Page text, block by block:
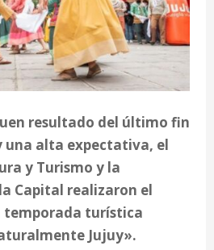
resultado del último fin
una alta expectativa, el
y Turismo y la
Capital realizaron el
temporada turística
Jujuy».